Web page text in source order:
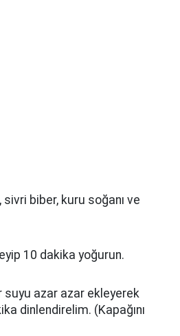
biber, kuru soğanı ve
10 dakika yoğurun.
suyu azar azar ekleyerek
dinlendirelim. (Kapağını